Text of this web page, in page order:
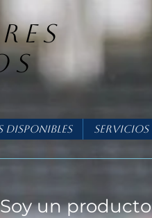
Soy un producto
Disponibles Servicios